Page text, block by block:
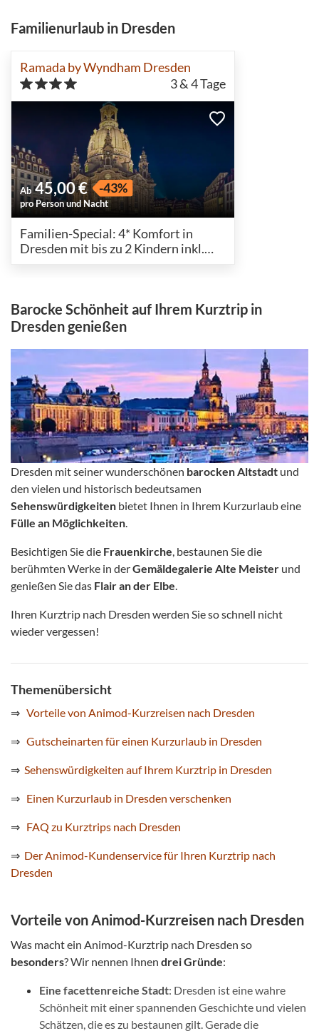
Familienurlaub in Dresden
Ramada by Wyndham Dresden
3 & 4Tage
Ab 45,00 € -43%
pro Person und Nacht
Familien-Special: 4* Komfort in
Dresden mit bis zu 2 Kindern inkl.
Barocke Schönheit auf Ihrem Kurztrip in
Dresden genießen
Dresden mit seiner wunderschönen barocken Altstadt und
den vielen und historisch bedeutsamen
Sehenswürdigkeiten bietet Ihnen in Ihrem Kurzurlaub eine
Fülle an Möglichkeiten.
Besichtigen Sie die Frauenkirche, bestaunen Sie die
berühmten Werke in derGemäldegalerie Alte Meister und
genießen Sie das Flair an der Elbe.
Ihren Kurztrip nach Dresden werden Sie so schnell nicht
wieder vergessen!
Themenübersicht
⇒ Vorteile von Animod-Kurzreisen nach Dresden
⇒ Gutscheinarten für einen Kurzurlaub in Dresden
⇒ Sehenswürdigkeiten auf Ihrem Kurztrip in Dresden
⇒ Einen Kurzurlaub in Dresden verschenken
⇒ FAQ zu Kurztrips nach Dresden
⇒ Der Animod-Kundenservice für Ihren Kurztrip nach
Dresden
Vorteile von Animod-Kurzreisen nach Dresden
Was macht ein Animod-Kurztrip nach Dresden so
besonders? Wir nennen Ihnen dreiGründe:
Eine facettenreiche Stadt: Dresden ist eine wahre
Schönheit mit einer spannenden Geschichte und vielen
Schätzen, die es zu bestaunen gilt. Gerade die